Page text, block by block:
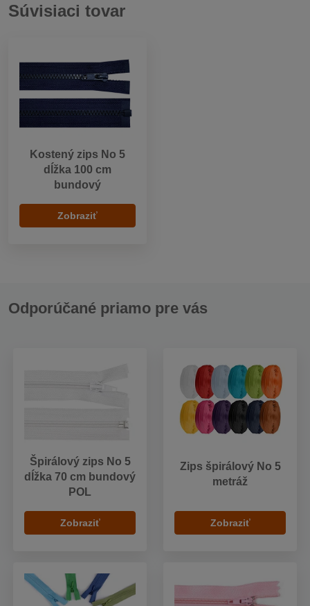
Súvisiaci tovar
Kostený zips No 5
dĺžka 100 cm
bundový
Zobraziť
Odporúčané priamo pre vás
Špirálový zips No 5
dĺžka 70 cm bundový
POL
Zobraziť
Zips špirálový No 5
metráž
Zobraziť